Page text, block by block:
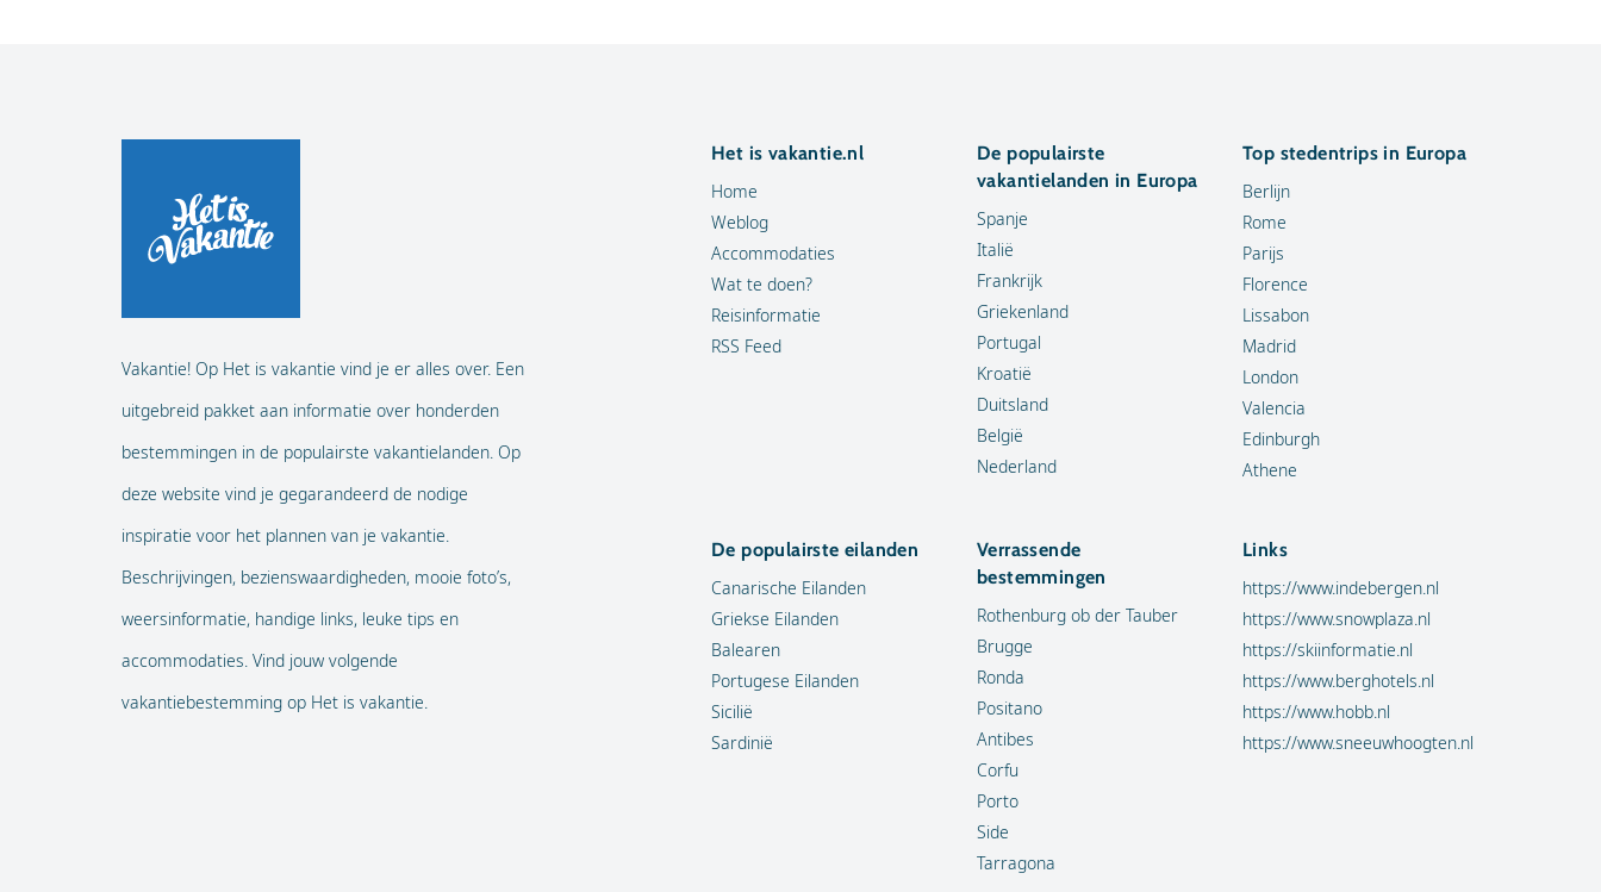
Vakantie! Op Het is vakantie vind je er alles over. Een
uitgebreid pakket aan informatie over honderden
bestemmingen in de populairste vakantielanden. Op
deze website vind je gegarandeerd de nodige
inspiratie voor het plannen van je vakantie.
Beschrijvingen, bezienswaardigheden, mooie foto’s,
weersinformatie, handige links, leuke tips en
accommodaties. Vind jouw volgende
vakantiebestemming op Het is vakantie.
Het is vakantie.nl
Home
Weblog
Accommodaties
Wat te doen?
Reisinformatie
RSS Feed
De populairste
vakantielanden in Europa
Spanje
Italië
Frankrijk
Griekenland
Portugal
Kroatië
Duitsland
België
Nederland
Top stedentrips in Europa
Berlijn
Rome
Parijs
Florence
Lissabon
Madrid
London
Valencia
Edinburgh
Athene
De populairste eilanden
Canarische Eilanden
Griekse Eilanden
Balearen
Portugese Eilanden
Sicilië
Sardinië
Verrassende
bestemmingen
Rothenburg ob der Tauber
Brugge
Ronda
Positano
Antibes
Corfu
Porto
Side
Tarragona
Links
https://www.indebergen.nl
https://www.snowplaza.nl
https://skiinformatie.nl
https://www.berghotels.nl
https://www.hobb.nl
https://www.sneeuwhoogten.nl